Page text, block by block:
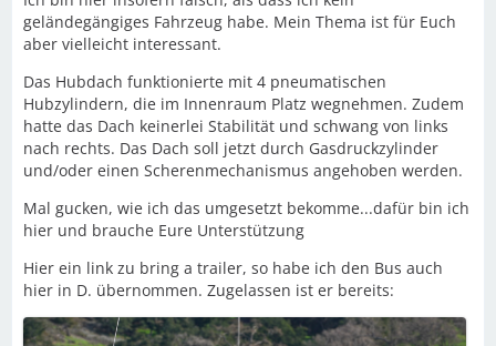
geländegängiges Fahrzeug habe. Mein Thema ist für Euch
aber vielleicht interessant.
Das Hubdach funktionierte mit 4 pneumatischen
Hubzylindern, die im Innenraum Platz wegnehmen. Zudem
hatte das Dach keinerlei Stabilität und schwang von links
nach rechts. Das Dach soll jetzt durch Gasdruckzylinder
und/oder einen Scherenmechanismus angehoben werden.
Mal gucken, wie ich das umgesetzt bekomme...dafür bin ich
hier und brauche Eure Unterstützung
Hier ein link zu bring a trailer, so habe ich den Bus auch
hier in D. übernommen. Zugelassen ist er bereits: